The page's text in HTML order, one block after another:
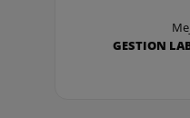
GESTION